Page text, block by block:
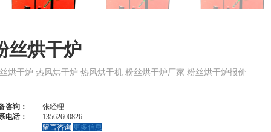
丝烘干炉
烘干炉 热风烘干炉 热风烘干机 粉丝烘干炉厂家 粉丝烘干炉报价
咨询：
张经理
电话：
13562600826
留言咨询 更多信息